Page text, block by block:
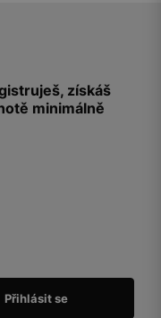
získáš
minimálně